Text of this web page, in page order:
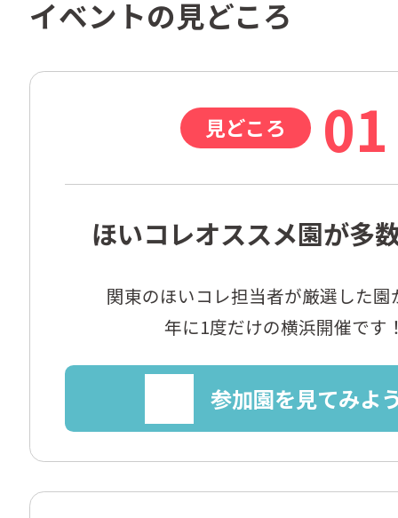
イベントの見どころ
見どころ 01
ほいコレオススメ園が多
関東のほいコレ担当者が厳選した園
年に1度だけの横浜開催です
参加園を見てみよ